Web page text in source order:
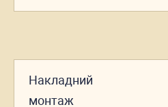
Накладний
монтаж